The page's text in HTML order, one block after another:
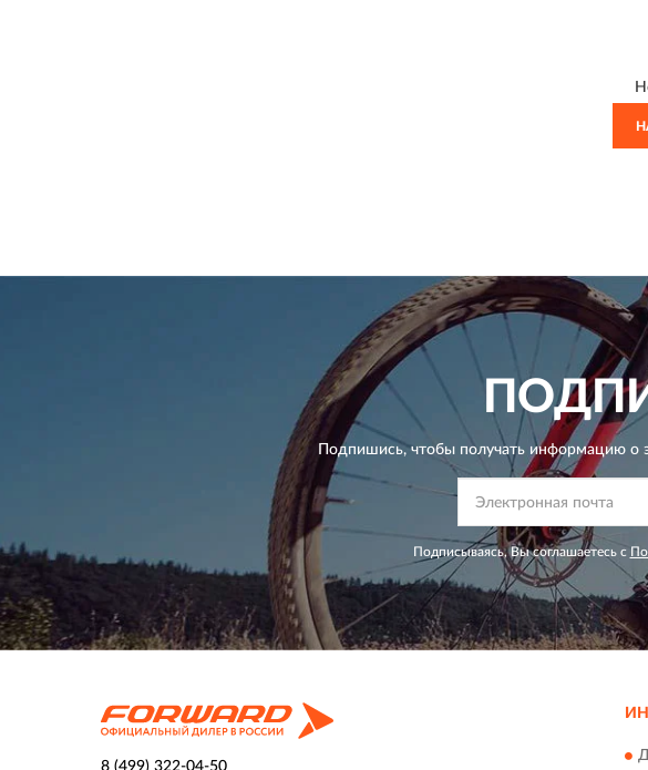
Подпишись, чтобы получать информацию о
Подписываясь, Вы соглашаетесь с
8 (499) 322-04-50